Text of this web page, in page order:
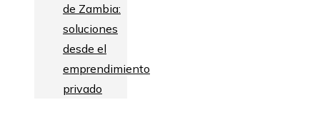
de Zambia:
soluciones
desde el
emprendimiento
privado